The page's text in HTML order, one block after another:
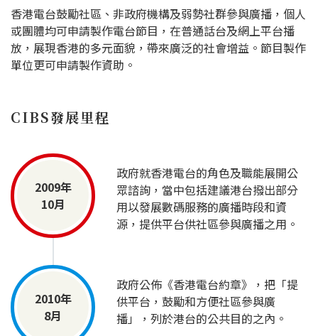
香港電台鼓勵社區、非政府機構及弱勢社群參與廣播，個人
或團體均可申請製作電台節目，在普通話台及網上平台播
放，展現香港的多元面貌，帶來廣泛的社會增益。節目製作
單位更可申請製作資助。
CIBS發展里程
2009年
10月
政府就香港電台的角色及職能展開公
眾諮詢，當中包括建議港台撥出部分
用以發展數碼服務的廣播時段和資
源，提供平台供社區參與廣播之用。
2010年
8月
政府公佈《香港電台約章》，把「提
供平台，鼓勵和方便社區參與廣
播」，列於港台的公共目的之內。